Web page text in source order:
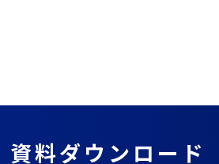
資料ダウンロード